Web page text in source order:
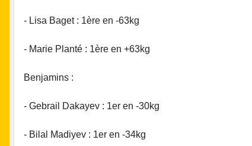
- Lisa Baget : 1ère en -63kg
- Marie Planté : 1ère en +63kg
Benjamins :
- Gebrail Dakayev : 1er en -30kg
- Bilal Madiyev : 1er en -34kg